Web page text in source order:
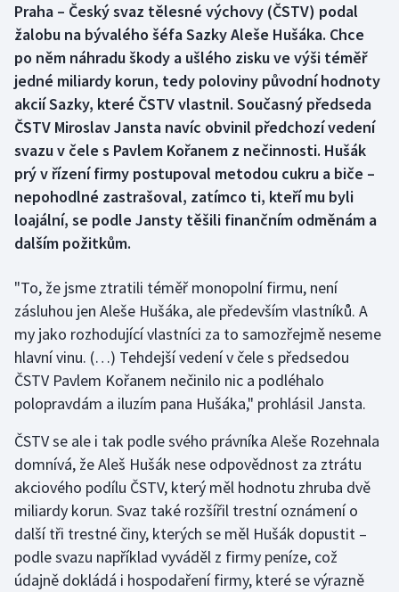
Boby a skeleton
Box
Curling
Dostihy
Florbal
Futsal
Golf
Gymnastika
Házená
Jezdectví
Judo
Krasobruslení
Lezení
Lyže a snowboard
AZ kvíz
Praha – Český svaz tělesné výchovy (ČSTV) podal
žalobu na bývalého šéfa Sazky Aleše Hušáka. Chce
po něm náhradu škody a ušlého zisku ve výši téměř
jedné miliardy korun, tedy poloviny původní hodnoty
akcií Sazky, které ČSTV vlastnil. Současný předseda
ČSTV Miroslav Jansta navíc obvinil předchozí vedení
svazu v čele s Pavlem Kořanem z nečinnosti. Hušák
prý v řízení firmy postupoval metodou cukru a biče –
nepohodlné zastrašoval, zatímco ti, kteří mu byli
loajální, se podle Jansty těšili finančním odměnám a
dalším požitkům.
"To, že jsme ztratili téměř monopolní firmu, není
zásluhou jen Aleše Hušáka, ale především vlastníků. A
my jako rozhodující vlastníci za to samozřejmě neseme
hlavní vinu. (…) Tehdejší vedení v čele s předsedou
ČSTV Pavlem Kořanem nečinilo nic a podléhalo
polopravdám a iluzím pana Hušáka," prohlásil Jansta.
ČSTV se ale i tak podle svého právníka Aleše Rozehnala
domnívá, že Aleš Hušák nese odpovědnost za ztrátu
akciového podílu ČSTV, který měl hodnotu zhruba dvě
miliardy korun. Svaz také rozšířil trestní oznámení o
další tři trestné činy, kterých se měl Hušák dopustit –
podle svazu například vyváděl z firmy peníze, což
údajně dokládá i hospodaření firmy, které se výrazně